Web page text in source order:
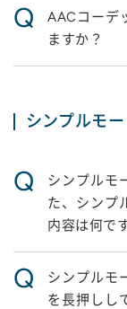
Q
AACコーデ
ますか？
シンプルモー
Q
シンプルモ
た、シンプ
内容は何で
Q
シンプルモ
を長押しし